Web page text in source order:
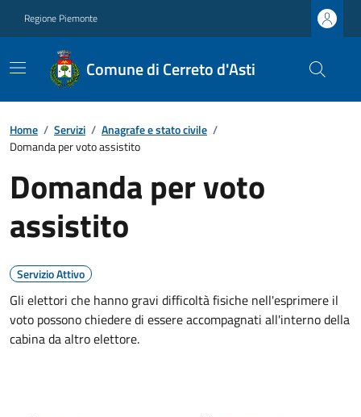
Regione Piemonte
Comune di Cerreto d'Asti
Home / Servizi / Anagrafe e stato civile /
Domanda per voto assistito
Domanda per voto
assistito
Servizio Attivo
Gli elettori che hanno gravi difficoltà fisiche nell'esprimere il
voto possono chiedere di essere accompagnati all'interno della
cabina da altro elettore.